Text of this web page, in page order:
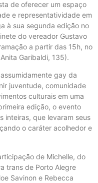
de oferecer um espaço
e representatividade em
à sua segunda edição no
do vereador Gustavo
a partir das 15h, no
Garibaldi, 135).
gay da
juventude, comunidade
culturais em uma
edição, o evento
inteiras, que levaram seus
o caráter acolhedor e
de Michelle, do
trans de Porto Alegre
Savinon e Rebecca